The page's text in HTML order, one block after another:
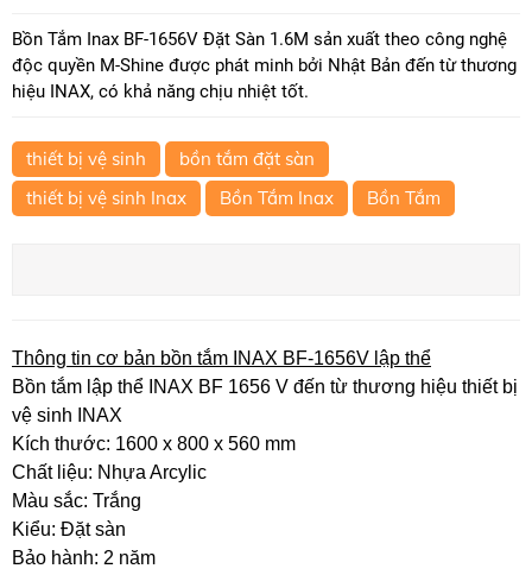
Bồn Tắm Inax BF-1656V Đặt Sàn 1.6M sản xuất theo công nghệ
độc quyền M-Shine được phát minh bởi Nhật Bản đến từ thương
hiệu INAX, có khả năng chịu nhiệt tốt.
thiết bị vệ sinh
bồn tắm đặt sàn
thiết bị vệ sinh Inax
Bồn Tắm Inax Bồn Tắm
Thông tin cơ bản bồn tắm INAX BF-1656V lập thể
Bồn tắm lập thể INAX BF 1656 V đến từ thương hiệu thiết bị
vệ sinh INAX
Kích thước: 1600 x 800 x 560 mm
Chất liệu: Nhựa Arcylic
Màu sắc: Trắng
Kiểu: Đặt sàn
Bảo hành: 2 năm